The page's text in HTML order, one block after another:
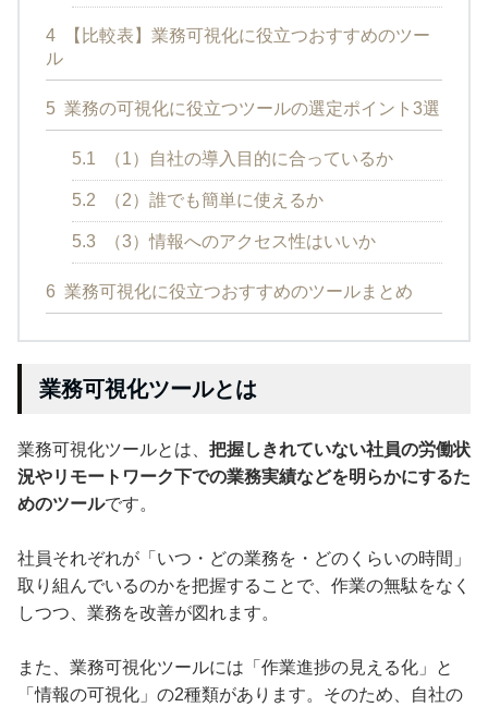
4
【比較表】業務可視化に役立つおすすめのツー
ル
5 業務の可視化に役立つツールの選定ポイント3選
5.1 （1）自社の導入目的に合っているか
5.2 （2）誰でも簡単に使えるか
5.3 （3）情報へのアクセス性はいいか
6 業務可視化に役立つおすすめのツールまとめ
業務可視化ツールとは
業務可視化ツールとは、 把握しきれていない社員の労働状
況やリモートワーク下での業務実績などを明らかにするた
めのツールです。
社員それぞれが「いつ・どの業務を・どのくらいの時間」
取り組んでいるのかを把握することで、作業の無駄をなく
しつつ、業務を改善が図れます。
また、業務可視化ツールには「作業進捗の見える化」と
「情報の可視化」の2種類があります。そのため、自社の